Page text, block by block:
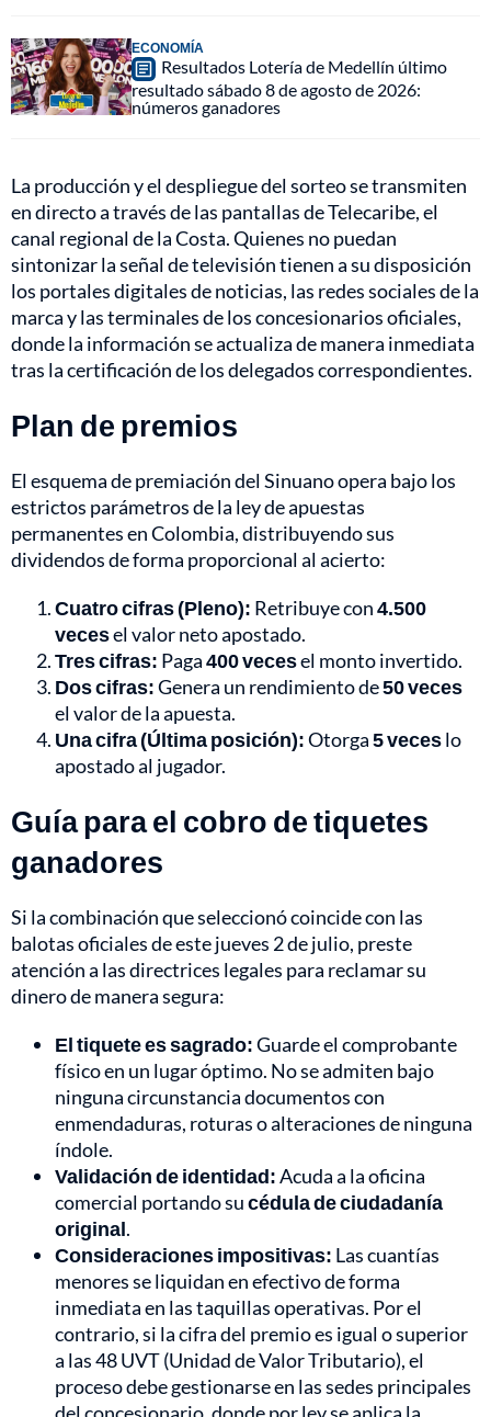
ECONOMÍA
Resultados Lotería de Medellín último
resultado sábado 8 de agosto de 2026:
números ganadores
La producción y el despliegue del sorteo se transmiten
en directo a través de las pantallas de Telecaribe, el
canal regional de la Costa. Quienes no puedan
sintonizar la señal de televisión tienen a su disposición
los portales digitales de noticias, las redes sociales de la
marca y las terminales de los concesionarios oficiales,
donde la información se actualiza de manera inmediata
tras la certificación de los delegados correspondientes.
Plan de premios
El esquema de premiación del Sinuano opera bajo los
estrictos parámetros de la ley de apuestas
permanentes en Colombia, distribuyendo sus
dividendos de forma proporcional al acierto:
Cuatro cifras (Pleno): Retribuye con4.500
vecesel valor neto apostado.
Tres cifras: Paga400 vecesel monto invertido.
Dos cifras:Genera un rendimiento de50 veces
el valor de la apuesta.
Una cifra (Última posición):Otorga5 veceslo
apostado al jugador.
Guía para el cobro de tiquetes
ganadores
Si la combinación que seleccionó coincide con las
balotas oficiales de este jueves 2 de julio, preste
atención a las directrices legales para reclamar su
dinero de manera segura:
El tiquete es sagrado:Guarde el comprobante
físico en un lugar óptimo. No se admiten bajo
ninguna circunstancia documentos con
enmendaduras, roturas o alteraciones de ninguna
índole.
Validación de identidad:Acuda a la oficina
comercial portando sucédula de ciudadanía
original.
Consideraciones impositivas: Las cuantías
menores se liquidan en efectivo de forma
inmediata en las taquillas operativas. Por el
contrario, si la cifra del premio es igual o superior
a las 48 UVT (Unidad de Valor Tributario), el
proceso debe gestionarse en las sedes principales